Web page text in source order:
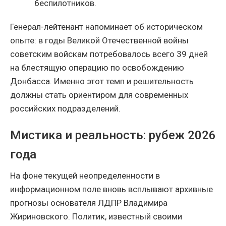
беспилотников.
Генерал-лейтенант напоминает об историческом
опыте: в годы Великой Отечественной войны
советским войскам потребовалось всего 39 дней
на блестящую операцию по освобождению
Донбасса. Именно этот темп и решительность
должны стать ориентиром для современных
российских подразделений.
Мистика и реальность: рубеж 2026
года
На фоне текущей неопределенности в
информационном поле вновь всплывают архивные
прогнозы основателя ЛДПР Владимира
Жириновского. Политик, известный своими